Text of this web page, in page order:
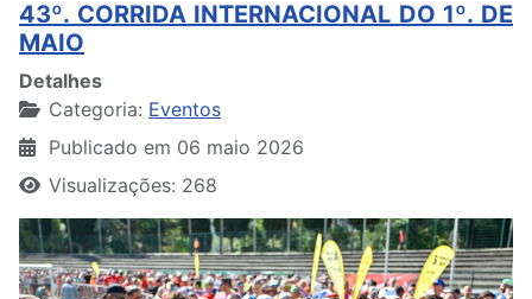
43º. CORRIDA INTERNACIONAL DO 1º. DE
MAIO
Detalhes
Categoria: Eventos
Publicado em 06 maio 2026
Visualizações: 268